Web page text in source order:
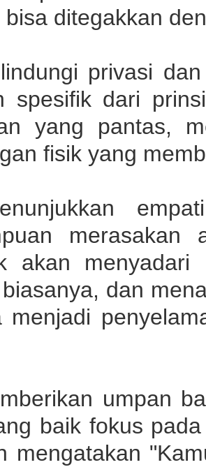
bisa ditegakkan
privasi
spesifik dari
yang pantas,
fisik yang
akan
dan
menjadi
umpan
baik fokus
mengatakan